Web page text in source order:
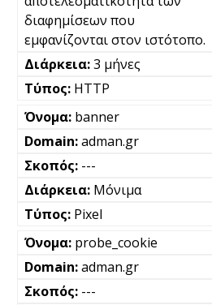
διαφημίσεων που
εμφανίζονται στον ιστότοπο.
3 μήνες
HTTP
banner
adman.gr
---
Μόνιμα
Pixel
probe_cookie
adman.gr
---